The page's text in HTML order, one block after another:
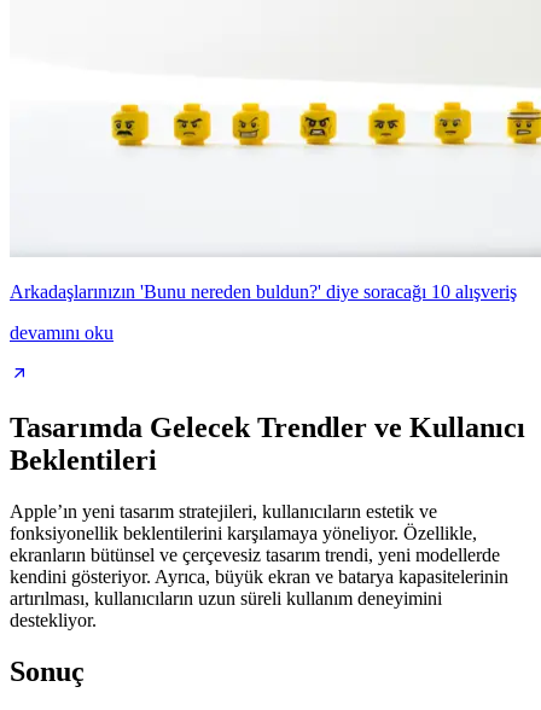
Arkadaşlarınızın 'Bunu nereden buldun?' diye soracağı 10 alışveriş
devamını oku
Tasarımda Gelecek Trendler ve Kullanıcı
Beklentileri
Apple’ın yeni tasarım stratejileri, kullanıcıların estetik ve
fonksiyonellik beklentilerini karşılamaya yöneliyor. Özellikle,
ekranların bütünsel ve çerçevesiz tasarım trendi, yeni modellerde
kendini gösteriyor. Ayrıca, büyük ekran ve batarya kapasitelerinin
artırılması, kullanıcıların uzun süreli kullanım deneyimini
destekliyor.
Sonuç